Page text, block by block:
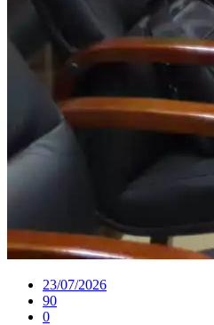
23/07/2026
90
0